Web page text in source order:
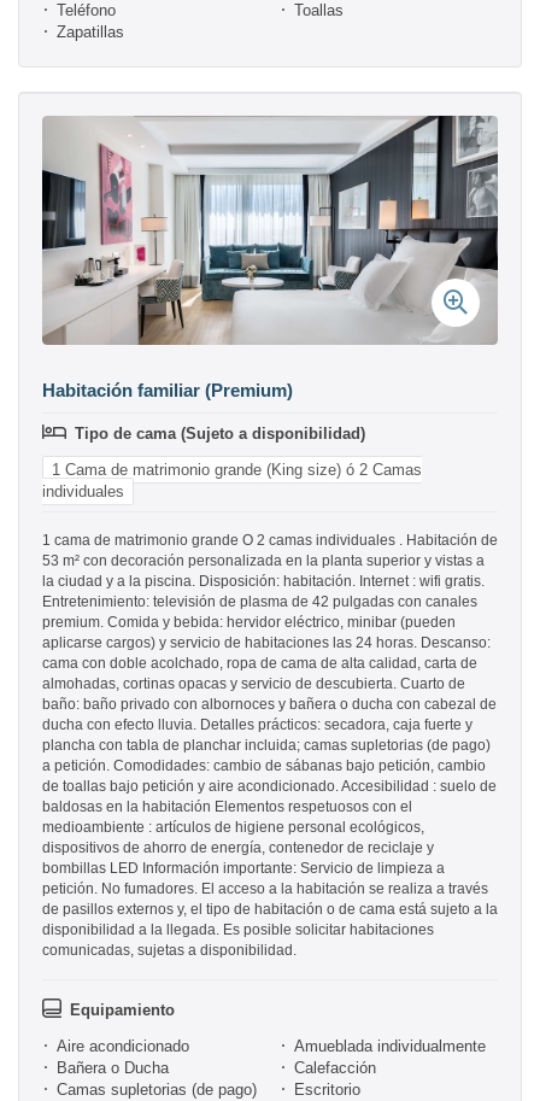
Teléfono
Toallas
Zapatillas
Habitación familiar (Premium)
Tipo de cama (Sujeto a disponibilidad)
1 Cama de matrimonio grande (King size) ó 2 Camas
individuales
1 cama de matrimonio grande O 2 camas individuales . Habitación de
53 m² con decoración personalizada en la planta superior y vistas a
la ciudad y a la piscina. Disposición: habitación. Internet : wifi gratis.
Entretenimiento: televisión de plasma de 42 pulgadas con canales
premium. Comida y bebida: hervidor eléctrico, minibar (pueden
aplicarse cargos) y servicio de habitaciones las 24 horas. Descanso:
cama con doble acolchado, ropa de cama de alta calidad, carta de
almohadas, cortinas opacas y servicio de descubierta. Cuarto de
baño: baño privado con albornoces y bañera o ducha con cabezal de
ducha con efecto lluvia. Detalles prácticos: secadora, caja fuerte y
plancha con tabla de planchar incluida; camas supletorias (de pago)
a petición. Comodidades: cambio de sábanas bajo petición, cambio
de toallas bajo petición y aire acondicionado. Accesibilidad : suelo de
baldosas en la habitación Elementos respetuosos con el
medioambiente : artículos de higiene personal ecológicos,
dispositivos de ahorro de energía, contenedor de reciclaje y
bombillas LED Información importante: Servicio de limpieza a
petición. No fumadores. El acceso a la habitación se realiza a través
de pasillos externos y, el tipo de habitación o de cama está sujeto a la
disponibilidad a la llegada. Es posible solicitar habitaciones
comunicadas, sujetas a disponibilidad.
Equipamiento
Aire acondicionado
Amueblada individualmente
Bañera o Ducha
Calefacción
Camas supletorias (de pago)
Escritorio